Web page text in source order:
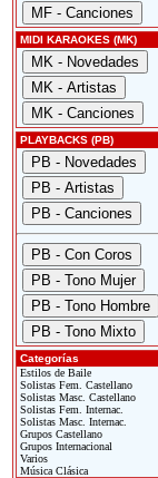
MIDI KARAOKES (MK)
PLAYBACKS (PB)
Categorías
Estilos de Baile
Solistas Fem. Castellano
Solistas Masc. Castellano
Solistas Fem. Internac.
Solistas Masc. Internac.
Grupos Castellano
Grupos Internacional
Varios
Música Clásica